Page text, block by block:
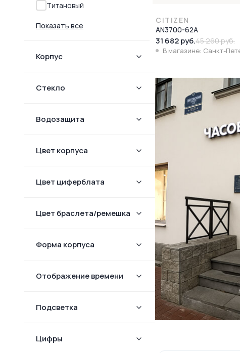
Титановый
Показать все
Корпус
Стекло
Водозащита
Цвет корпуса
Цвет циферблата
Цвет браслета/ремешка
Форма корпуcа
Отображение времени
Подсветка
Цифры
CITIZEN
AN3700-62A
31 682 руб.45 260 руб.
В магазине: Санкт-